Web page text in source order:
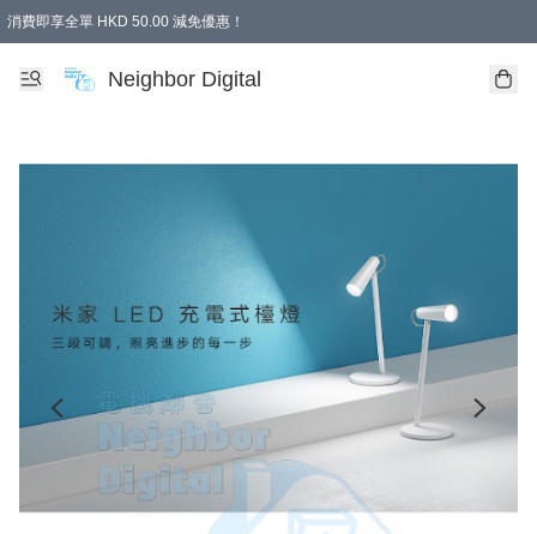
消費即享全單 HKD 50.00 減免優惠！
Neighbor Digital